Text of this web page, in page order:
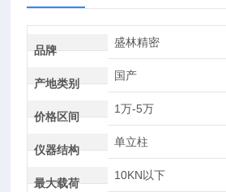
品牌
盛林精密
产地类别
国产
价格区间
1万-5万
仪器结构
单立柱
最大载荷
10KN以下